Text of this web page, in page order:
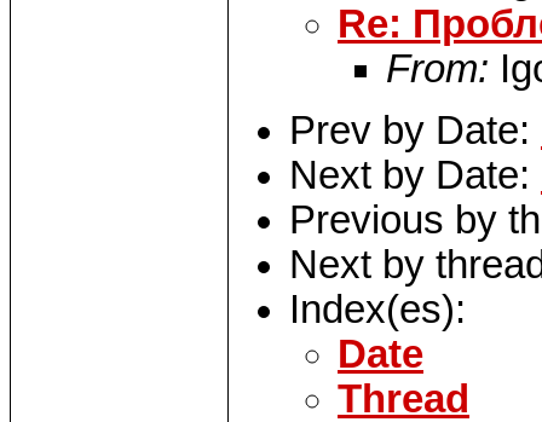
Re:
From:
Prev by Date:
Next by Date:
Previous by
Next by
Index(es):
Date
Thread